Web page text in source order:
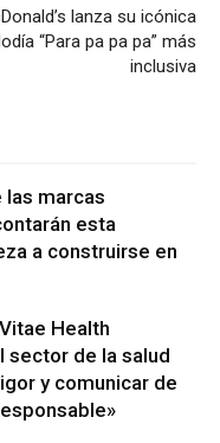
lanza su icónica
“Para pa pa pa” más
inclusiva
las marcas
esta
a construirse en
Health
sector de la salud
y comunicar de